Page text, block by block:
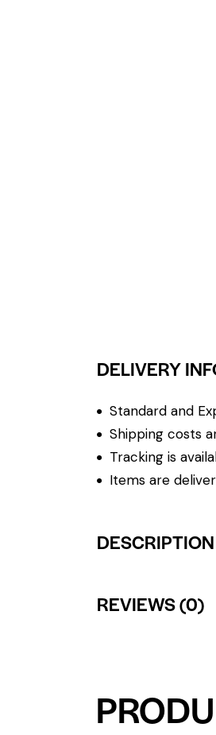
DELIVERY
Standard and
Shipping costs
Tracking is
Items are
DESCRIPTION
REVIEWS (0)